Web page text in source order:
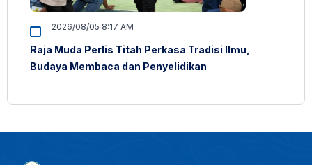
2026/08/05 8:17 AM
Raja Muda Perlis Titah Perkasa Tradisi Ilmu,
Budaya Membaca dan Penyelidikan